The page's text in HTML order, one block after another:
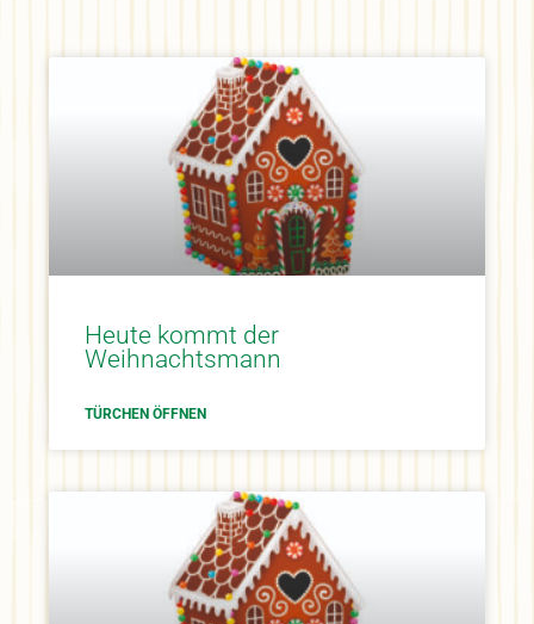
Heute kommt der
Weihnachtsmann
TÜRCHEN ÖFFNEN